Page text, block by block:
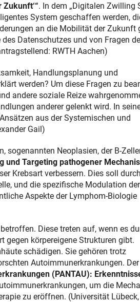
. In dem „Digitalen Zwilling
System geschaffen werden,
an die Mobilität der Zukunft
Datenschutzes und von Fragen
RWTH Aachen)
Handlungsplanung und
werden? Um diese Fragen zu
andere soziale Reize
anderer gelenkt wird. In
aus der Systemischen und
Gail)
sogenannten Neoplasien, der B-
und Targeting pathogener
Krebsart verbessern. Dies soll
und die spezifische Modulation der
Aspekte der Lymphom-Biologie
Diese treten auf, wenn es
gegen körpereigene Strukturen gibt.
schädigen. Sie gehören trotz
Autoimmunerkrankungen. Der
(PANTAU):
um die
zu eröffnen. (Universität Lübeck,